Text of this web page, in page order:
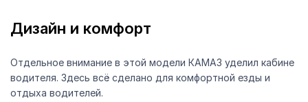
Дизайн и комфорт
Отдельное внимание в этой модели КАМАЗ уделил кабине
водителя. Здесь всё сделано для комфортной езды и
отдыха водителей.